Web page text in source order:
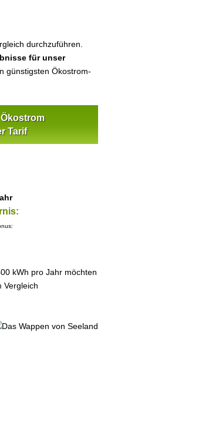
durchzuführen.
für unser
günstigsten Ökostrom-
Tarif
kWh pro Jahr möchten
Vergleich